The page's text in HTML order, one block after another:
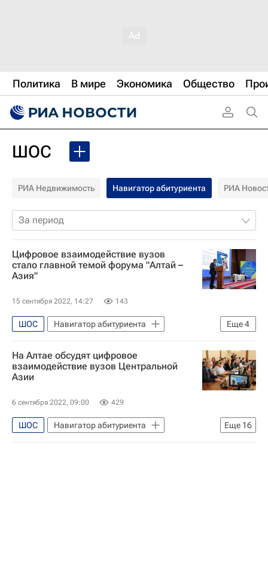
Политика В мире Экономика Общество
ШОС
РИА Недвижимость Навигатор абитуриента РИА
За период
Цифровое взаимодействие вузов
стало главной темой форума "Алтай –
Азия"
15 сентября 2022, 14:27 143
Еще4
ШОС
Навигатор абитуриента
Общество
Константин Косачев
РУДН
Алтайский государственный университет
На Алтае обсудят цифровое
взаимодействие вузов Центральной
Азии
6 сентября 2022, 09:00 429
Еще 16
ШОС
Навигатор абитуриента
Олег Ястребов
Центральная Азия